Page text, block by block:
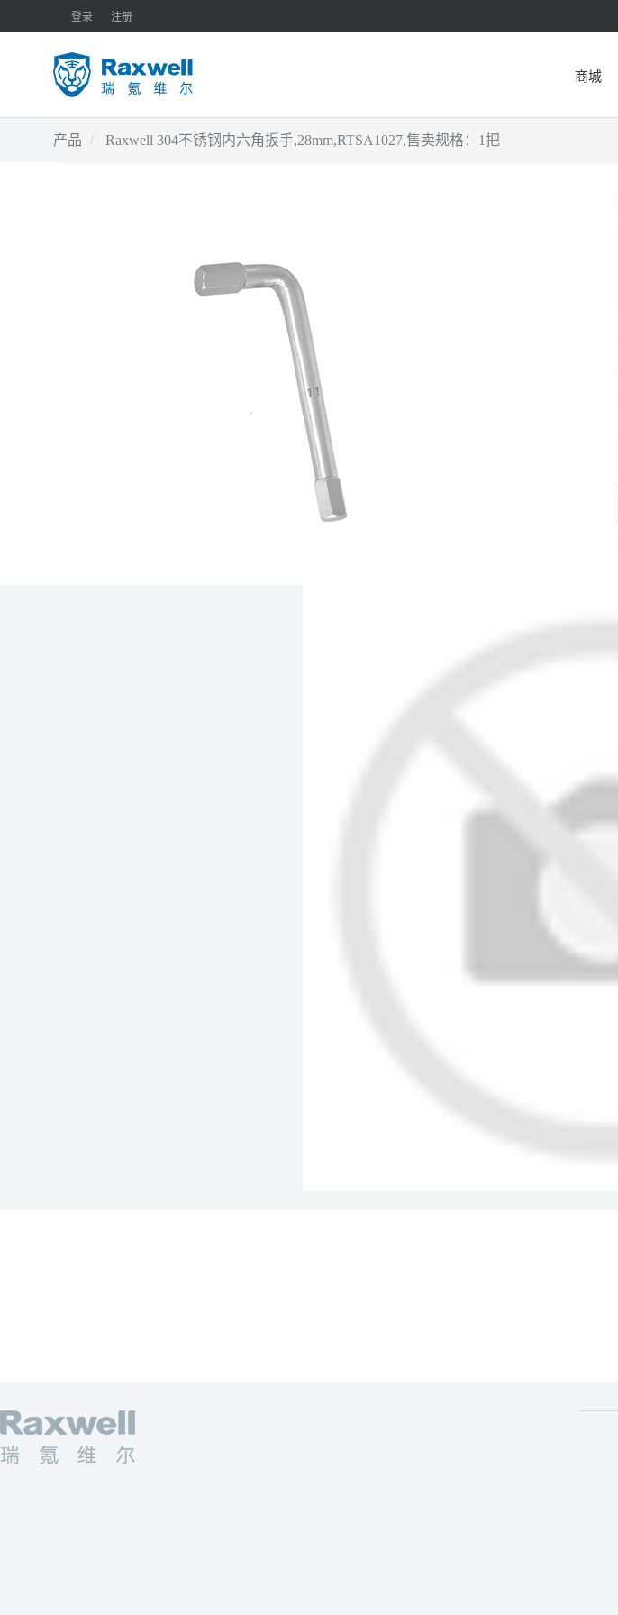
登录 注册
商城
产品 Raxwell 304不锈钢内六角扳手,28mm,RTSA1027,售卖规格：1把